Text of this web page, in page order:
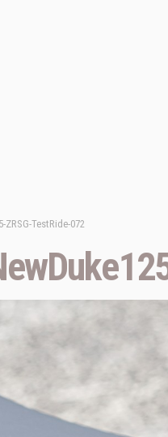
ZRSG-TestRide-072